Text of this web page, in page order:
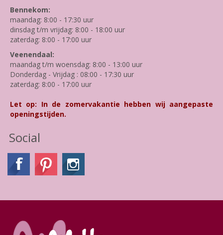
Bennekom:
maandag: 8:00 - 17:30 uur
dinsdag t/m vrijdag: 8:00 - 18:00 uur
zaterdag: 8:00 - 17:00 uur
Veenendaal:
maandag t/m woensdag: 8:00 - 13:00 uur
Donderdag - Vrijdag : 08:00 - 17:30 uur
zaterdag: 8:00 - 17:00 uur
Let op: In de zomervakantie hebben wij aangepaste
openingstijden.
Social